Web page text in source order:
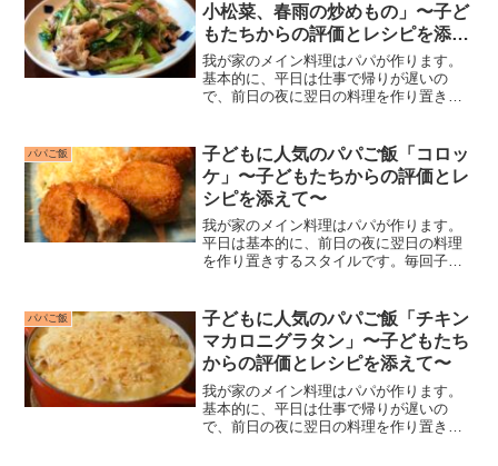
小松菜、春雨の炒めもの」〜子ど
もたちからの評価とレシピを添え
て〜
我が家のメイン料理はパパが作ります。
基本的に、平日は仕事で帰りが遅いの
で、前日の夜に翌日の料理を作り置きし
てくれる点数がおもしろいのと、私自身
が“子どもに人気のレシピ”...
パパご飯
子どもに人気のパパご飯「コロッ
ケ」〜子どもたちからの評価とレ
シピを添えて〜
我が家のメイン料理はパパが作ります。
平日は基本的に、前日の夜に翌日の料理
を作り置きするスタイルです。毎回子ど
もしろいのと、私自身が“子どもに人気の
レシピ”を探すのにいつも...
パパご飯
子どもに人気のパパご飯「チキン
マカロニグラタン」〜子どもたち
からの評価とレシピを添えて〜
我が家のメイン料理はパパが作ります。
基本的に、平日は仕事で帰りが遅いの
で、前日の夜に翌日の料理を作り置きし